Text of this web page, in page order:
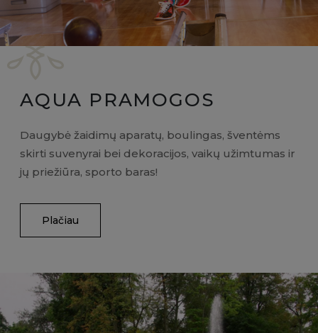
AQUA PRAMOGOS
Daugybė žaidimų aparatų, boulingas, šventėms
skirti suvenyrai bei dekoracijos, vaikų užimtumas ir
jų priežiūra, sporto baras!
Plačiau